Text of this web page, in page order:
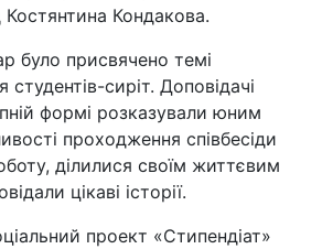
Кондакова.
було присвячено темі
сиріт. Доповідачі
формі розказували юним
проходження співбесіди
ділилися своїм життєвим
цікаві історії.
проект «Стипендіат»